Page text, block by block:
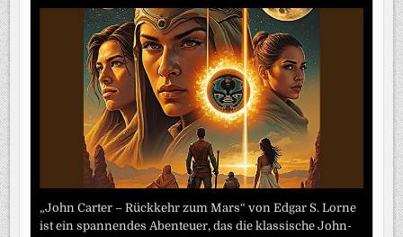
„John Carter – Rückkehr zum Mars“ von Edgar S. Lorne
ist ein spannendes Abenteuer, das die klassische John-